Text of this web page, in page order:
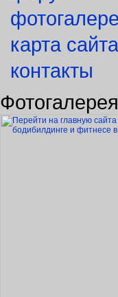
карта сайта
контакты
Фотогалерея